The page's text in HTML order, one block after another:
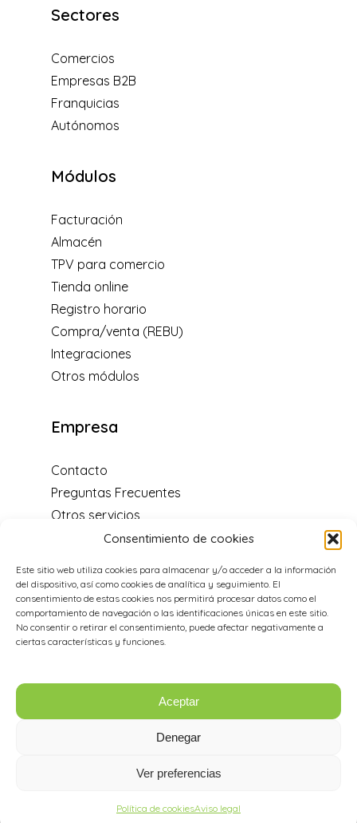
Consentimiento de cookies
Este sitio web utiliza cookies para almacenar y/o acceder a la información
del dispositivo, así como cookies de analítica y seguimiento. El
consentimiento de estas cookies nos permitirá procesar datos como el
comportamiento de navegación o las identificaciones únicas en este sitio.
No consentir o retirar el consentimiento, puede afectar negativamente a
ciertas características y funciones.
Aceptar
Denegar
Ver preferencias
Política de cookiesAviso legal
Sectores
Comercios
Empresas B2B
Franquicias
Autónomos
Módulos
Facturación
Almacén
TPV para comercio
Tienda online
Registro horario
Compra/venta (REBU)
Integraciones
Otros módulos
Empresa
Contacto
Preguntas Frecuentes
Otros servicios
Distribuidores y programa de
recomendación
Acerca de nosotros
Aviso legal
Datos de Contacto